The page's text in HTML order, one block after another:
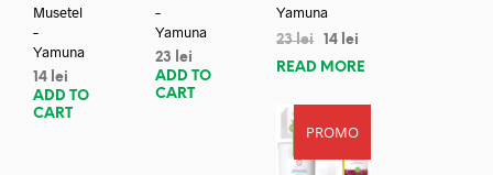
Musetel
–
Yamuna
14 lei
ADD TO
CART
–
Yamuna
23
lei
ADD TO
CART
Yamuna
23lei 14 lei
READ MORE
PROMO
REDUC